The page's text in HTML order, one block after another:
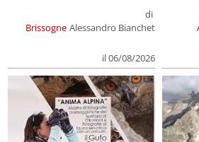
Brissogne
di
Alessandro Bianchet
il 06/08/2026